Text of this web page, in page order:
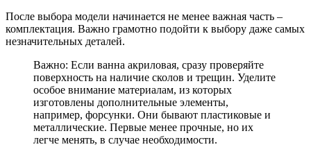
После выбора модели начинается не менее важная часть –
комплектация. Важно грамотно подойти к выбору даже самых
незначительных деталей.
Важно: Если ванна акриловая, сразу проверяйте
поверхность на наличие сколов и трещин. Уделите
особое внимание материалам, из которых
изготовлены дополнительные элементы,
например, форсунки. Они бывают пластиковые и
металлические. Первые менее прочные, но их
легче менять, в случае необходимости.